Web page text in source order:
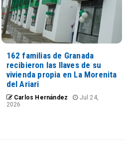
162 familias de Granada
recibieron las llaves de su
vivienda propia en La Morenita
del Ariari
Carlos Hernández
Jul 24,
2026